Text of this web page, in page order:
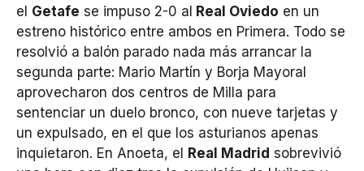
el Getafe se impuso 2-0 al Real Oviedo en un
estreno histórico entre ambos en Primera. Todo se
resolvió a balón parado nada más arrancar la
segunda parte: Mario Martín y Borja Mayoral
aprovecharon dos centros de Milla para
sentenciar un duelo bronco, con nueve tarjetas y
un expulsado, en el que los asturianos apenas
inquietaron. En Anoeta, el Real Madrid sobrevivió